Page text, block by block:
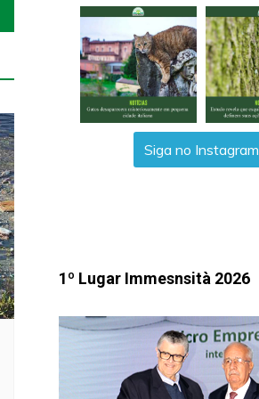
Siga no Instagram
1º Lugar Immesnsità 2026